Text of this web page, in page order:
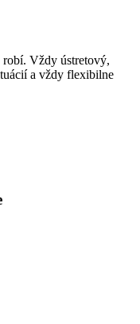
Vždy ústretový,
a vždy flexibilne